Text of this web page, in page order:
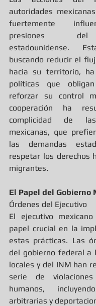
autoridades
fuertemente
presiones del
estadounidense.
buscando reducir el
hacia su territorio, ha
políticas que
reforzar su control
cooperación ha
complicidad de
mexicanas, que
las demandas
respetar los derechos
migrantes.
El Papel del Gobierno
Órdenes del Ejecutivo
El ejecutivo
papel crucial en la
estas prácticas. Las
del gobierno federal a
locales y del INM han
serie de
humanos,
arbitrarias y